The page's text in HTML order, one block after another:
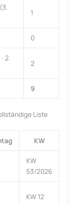
1
0
2.
2
9
Liste
KW
KW
53/2026
KW 12